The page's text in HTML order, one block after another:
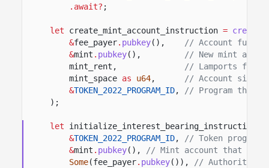
.await? ;
let create_mint_account_instruction =
&fee_payer. pubkey(),
// Account
&mint . pubkey(),
// New mint
mint_rent,
// Lamports
mint_space as u64,
// Account size
&TOKEN_2022_PROGRAM_ID,
// Program that
);
let initialize_interest_bearing_instruction
&TOKEN_2022_PROGRAM_ID,
// Token
&mint . pubkey(),
// Mint account that
Some(fee_payer. pubkey()),
// Authority